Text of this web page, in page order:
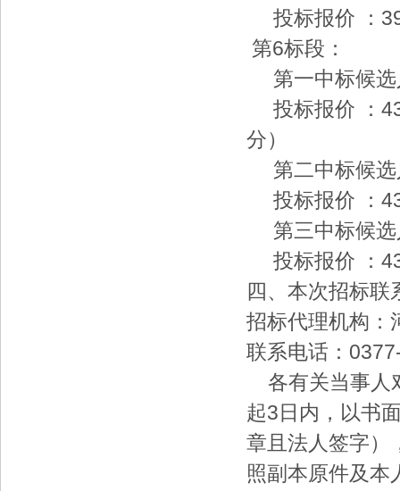
投标报价 ：
第6标段：
第一中标候选
投标报价 ：
分）
第二中标候选
投标报价 ：
第三中标候选
投标报价 ：
四、本次招标联
招标代理机构：
联系电话：
各有关当事人
起3日内，以书
章且法人签字）
照副本原件及本